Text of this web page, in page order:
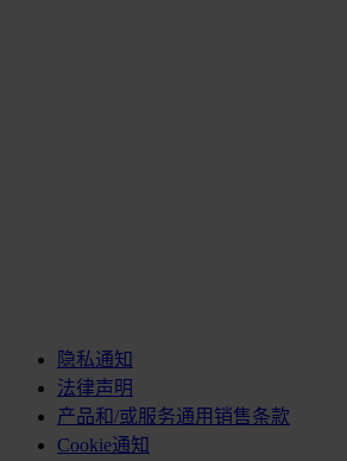
隐私通知
法律声明
产品和/或服务通用销售条款
Cookie通知